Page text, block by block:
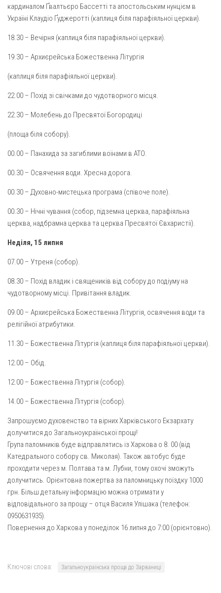
Успіння Пресвятої Богородиці (м. Лубни)
Введення в храм Богородиці (м. Суми)
Матері Божої Неустанної Помочі (м. Охтирка)
Монастирі
Свято-Покровський монастир оо Василіян
Свято-Івано-Павлівський монастир сестер Згромадження
Св. Йосифа ОПДМ
Монастир сестер милосердя Св. Вінкентія. Дім Милосердя
Монастир Успення Пресвятої Богородиці Сестер Чину
Катехитична комісія
Комісія у справах молоді
Комісія з питань душпастирства охорони здоров’я
Спільноти
Квіти Слобожанщини
Харківщина
Полтавщина
кардиналом Ґвалтьєро Бассетті та апостольським нунцієм в
Україні Клаудіо Ґуджеротті (каплиця біля парафіяльної церкви).
18.30 – Вечірня (каплиця біля парафіяльної церкви).
19.30 – Архиєрейська Божественна Літургія
(каплиця біля парафіяльної церкви).
22.00 – Похід зі свічками до чудотворного місця.
22.30 – Молебень до Пресвятої Богородиці
(площа біля собору).
00.00 – Панахида за загиблими воїнами в АТО.
00.30 – Освячення води. Хресна дорога.
00.30 – Духовно-мистецька програма (співоче поле).
00.30 – Нічні чування (собор, підземна церква, парафіяльна
церква, надбрамна церква та церква Пресвятої Євхаристії).
Неділя, 15 липня
07.00 – Утреня (собор).
08.30 – Похід владик і священиків від собору до подіуму на
чудотворному місці. Привітання владик.
09.00 – Архиєрейська Божественна Літургія, освячення води та
релігійної атрибутики.
11.30 – Божественна Літургія (каплиця біля парафіяльної церкви).
12.00 – Обід.
12.00 – Божественна Літургія (собор).
14.00 – Божественна Літургія (собор).
Запрошуємо духовенство та вірних Харківського Екзархату
долучитися до Загальноукраїнської прощі!
Група паломників буде відправлятись із Харкова о 8. 00 (від
Катедрального собору св. Миколая). Також автобус буде
проходити через м. Полтава та м. Лубни, тому охочі зможуть
долучитись. Орієнтовна пожертва за паломницьку поїздку 1000
грн. Більш детальну інформацію можна отримати у
відповідального за прощу – отця Василя Улішака (телефон:
0950631935).
Повернення до Харкова у понеділок 16 липня до 7:00 (орієнтовно).
Ключові слова: Загальноукраїнська проща до Зарваниці